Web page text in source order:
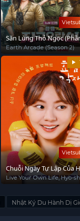
Săn Lùng Thỏ Ngọc
Earth Arcade (Season 2)
Chuỗi Ngày Tự Lập Của
Sim
Live Your Own Life, Hyo-
Independent Life
Nhật Ký Du Hành Dị